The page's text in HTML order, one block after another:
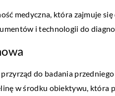
medyczna, która zajmuje
i technologii do
do badania
w środku obiektywu, która